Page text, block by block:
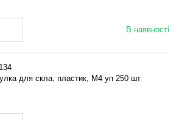
В наявності
для скла, пластик, M4 уп 250 шт